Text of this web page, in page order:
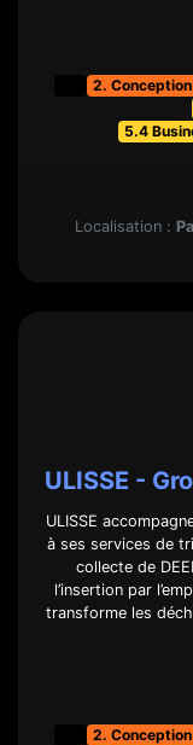
2.
5.4
Localisation :
ULISSE -
ULISSE
à ses services de
collecte de
l’insertion par
transforme les
2.